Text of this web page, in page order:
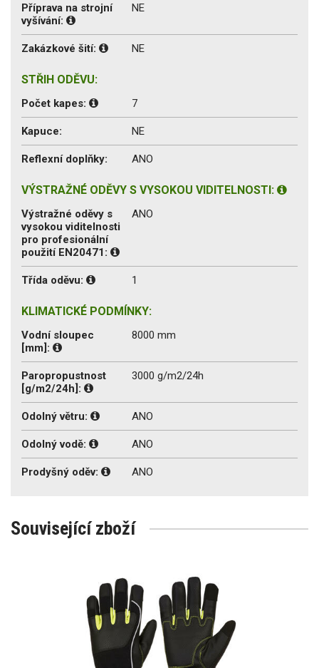
Příprava na strojní
vyšívání:
NE
Zakázkové šití: NE
STŘIH ODĚVU:
Počet kapes: 7
Kapuce: NE
Reflexní doplňky: ANO
VÝSTRAŽNÉ ODĚVY S VYSOKOU VIDITELNOSTI:
Výstražné oděvy s
vysokou viditelnosti
pro profesionální
použití EN20471:
ANO
Třída oděvu: 1
KLIMATICKÉ PODMÍNKY:
Vodní sloupec
[mm]:
8000 mm
Paropropustnost
[g/m2/24h]:
3000 g/m2/24h
Odolný větru: ANO
Odolný vodě: ANO
Prodyšný oděv: ANO
Související zboží